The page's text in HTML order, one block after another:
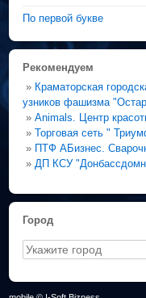
По первой букве
Рекомендуем
» Краматорская
узников фашизма
»Animals. Центр
»Торговая сеть "
» ПТФ АБизнес.
» ДП КСУ
Город